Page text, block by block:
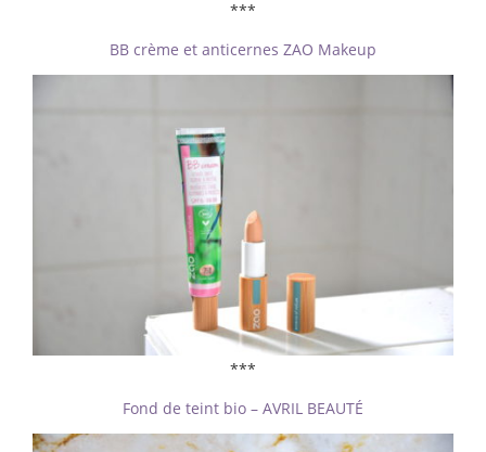
***
BB crème et anticernes ZAO Makeup
***
Fond de teint bio – AVRIL BEAUTÉ